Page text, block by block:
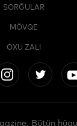
SORĞULAR
MÖVQE
OXU ZALI
Bütün